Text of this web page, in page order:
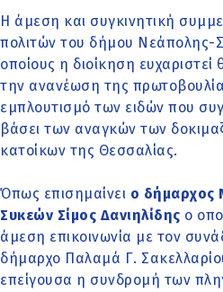
Η άμεση και συγκινητική
πολιτών του δήμου Νεάπολης-
οποίους η διοίκηση ευχαριστεί
την ανανέωση της
εμπλουτισμό των ειδών που
βάσει των αναγκών των
κατοίκων της Θεσσαλίας.
Όπως επισημαίνει ο δήμαρχος
Συκεών Σίμος Δανιηλίδης o
άμεση επικοινωνία με τον
δήμαρχο Παλαμά Γ.
επείγουσα η συνδρομή των